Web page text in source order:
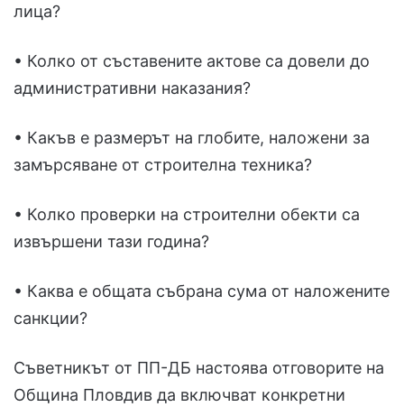
лица?
• Колко от съставените актове са довели до
административни наказания?
• Какъв е размерът на глобите, наложени за
замърсяване от строителна техника?
• Колко проверки на строителни обекти са
извършени тази година?
• Каква е общата събрана сума от наложените
санкции?
Съветникът от ПП-ДБ настоява отговорите на
Община Пловдив да включват конкретни